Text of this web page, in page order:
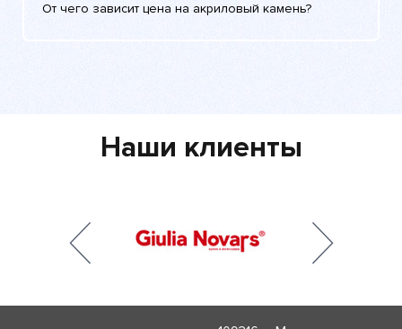
От чего зависит цена на акриловый камень?
Наши клиенты